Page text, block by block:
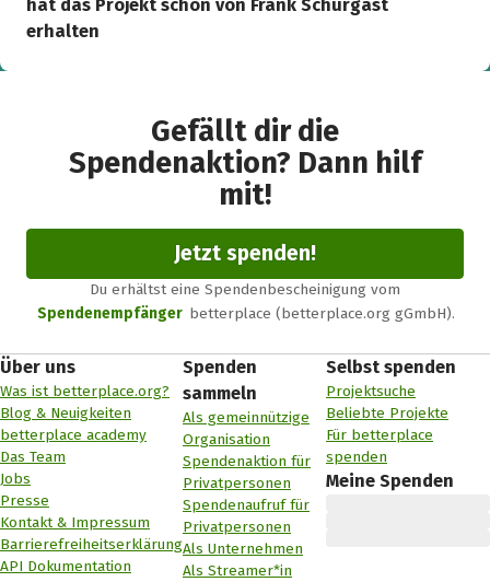
hat das Projekt schon von Frank Schurgast
erhalten
Gefällt dir die
Spendenaktion? Dann hilf
mit!
Jetzt spenden!
Du erhältst eine Spendenbescheinigung vom
Spendenempfänger betterplace (betterplace.org gGmbH).
Über uns
Was ist betterplace.org?
Blog & Neuigkeiten
betterplace academy
Das Team
Jobs
Presse
Kontakt & Impressum
Barrierefreiheitserklärung
API Dokumentation
Spenden
sammeln
Als gemeinnützige
Organisation
Spendenaktion für
Privatpersonen
Spendenaufruf für
Privatpersonen
Als Unternehmen
Als Streamer*in
Selbst spenden
Projektsuche
Beliebte Projekte
Für betterplace
spenden
Meine Spenden